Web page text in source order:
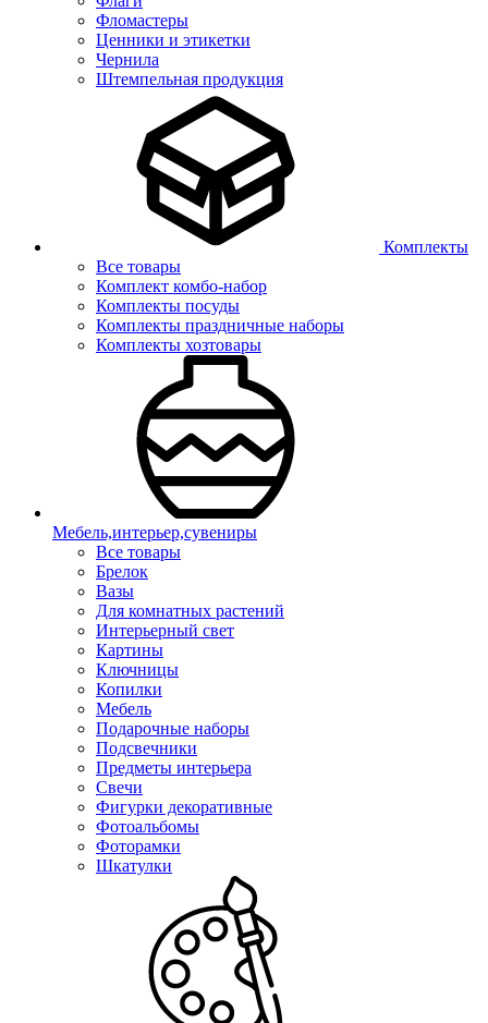
Фломастеры
Ценники и этикетки
Чернила
Штемпельная продукция
Комплекты
Все товары
Комплект комбо-набор
Комплекты посуды
Комплекты праздничные наборы
Комплекты хозтовары
Мебель,интерьер,сувениры
Все товары
Брелок
Вазы
Для комнатных растений
Интерьерный свет
Картины
Ключницы
Копилки
Мебель
Подарочные наборы
Подсвечники
Предметы интерьера
Свечи
Фигурки декоративные
Фотоальбомы
Фоторамки
Шкатулки